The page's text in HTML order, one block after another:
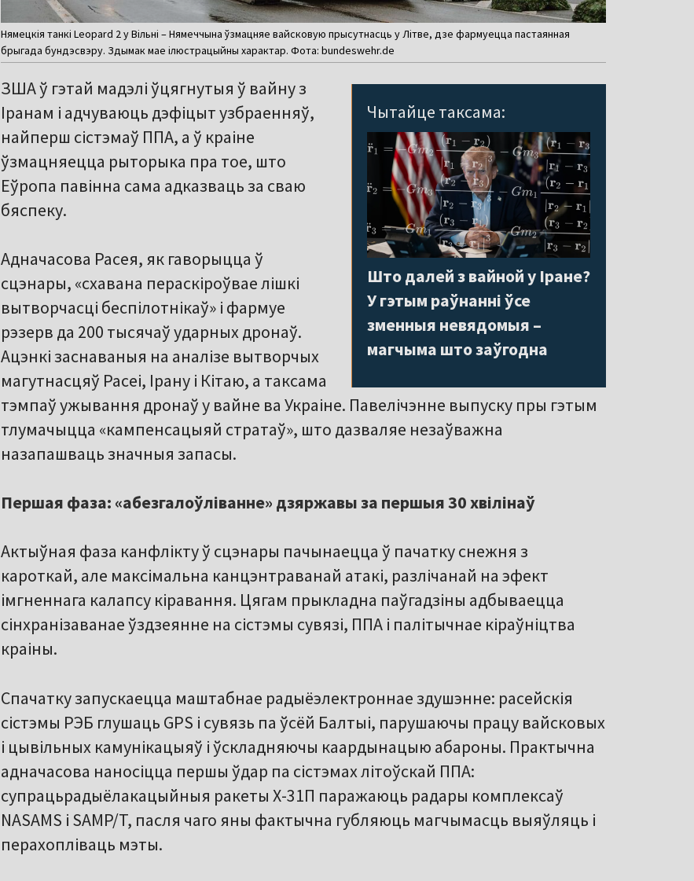
Нямецкія танкі Leopard 2 у Вільні – Нямеччына ўзмацняе вайсковую прысутнасць у Літве, дзе фармуецца пастаянная
брыгада бундэсвэру. Здымак мае ілюстрацыйны характар. Фота: bundeswehr.de
Чытайце таксама:
Што далей з вайной у Іране?
У гэтым раўнанні ўсе
зменныя невядомыя –
магчыма што заўгодна
ЗША ў гэтай мадэлі ўцягнутыя ў вайну з
Іранам і адчуваюць дэфіцыт узбраенняў,
найперш сістэмаў ППА, а ў краіне
ўзмацняецца рыторыка пра тое, што
Еўропа павінна сама адказваць за сваю
бяспеку.
Адначасова Расея, як гаворыцца ў
сцэнары, «схавана пераскіроўвае лішкі
вытворчасці беспілотнікаў» і фармуе
рэзерв да 200 тысячаў ударных дронаў.
Ацэнкі заснаваныя на аналізе вытворчых
магутнасцяў Расеі, Ірану і Кітаю, а таксама
тэмпаў ужывання дронаў у вайне ва Украіне. Павелічэнне выпуску пры гэтым
тлумачыцца «кампенсацыяй стратаў», што дазваляе незаўважна
назапашваць значныя запасы.
Першая фаза: «абезгалоўліванне» дзяржавы за першыя 30 хвілінаў
Актыўная фаза канфлікту ў сцэнары пачынаецца ў пачатку снежня з
кароткай, але максімальна канцэнтраванай атакі, разлічанай на эфект
імгненнага калапсу кіравання. Цягам прыкладна паўгадзіны адбываецца
сінхранізаванае ўздзеянне на сістэмы сувязі, ППА і палітычнае кіраўніцтва
краіны.
Спачатку запускаецца маштабнае радыёэлектроннае здушэнне: расейскія
сістэмы РЭБ глушаць GPS і сувязь па ўсёй Балтыі, парушаючы працу вайсковых
і цывільных камунікацыяў і ўскладняючы каардынацыю абароны. Практычна
адначасова наносіцца першы ўдар па сістэмах літоўскай ППА:
супрацьрадыёлакацыйныя ракеты Х-31П паражаюць радары комплексаў
NASAMS і SAMP/T, пасля чаго яны фактычна губляюць магчымасць выяўляць і
перахопліваць мэты.